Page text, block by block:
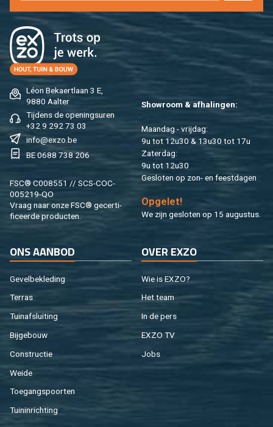
Léon Be­kaert­laan 3 E,
9880 Aal­ter
Tij­dens de ope­nings­uren
+32 9 292 73 03
info@​exzo.​be
BE 0688 738 206
FSC® C008551 // SCS-COC-
005219-QO
Vraag naar onze FSC® ge­cer­ti­
fi­ceer­de pro­duc­ten.
Show­room & af­ha­lin­gen:
Maan­dag - vrij­dag:
9u tot 12u30 & 13u30 tot 17u
Za­ter­dag:
9u tot 12u30
Ge­slo­ten op zon- en feest­da­gen
Op­ge­let!
We zijn ge­slo­ten op 15 au­gus­tus.
ONS AAN­BOD
Ge­vel­be­kle­ding
Ter­ras
Tuin­af­slui­ting
Bij­ge­bouw
Con­struc­tie
Weide
Toe­gangs­poor­ten
Tuin­in­rich­ting
OVER EXZO
Wie is EXZO?
Het team
In de pers
EXZO TV
Jobs